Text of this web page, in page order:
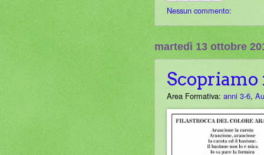
Nessun commento:
martedì 13 ottobre
Scopriamo
Area Formativa: anni 3-6,